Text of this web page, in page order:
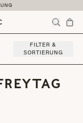
FILTER &
SORTIERUNG